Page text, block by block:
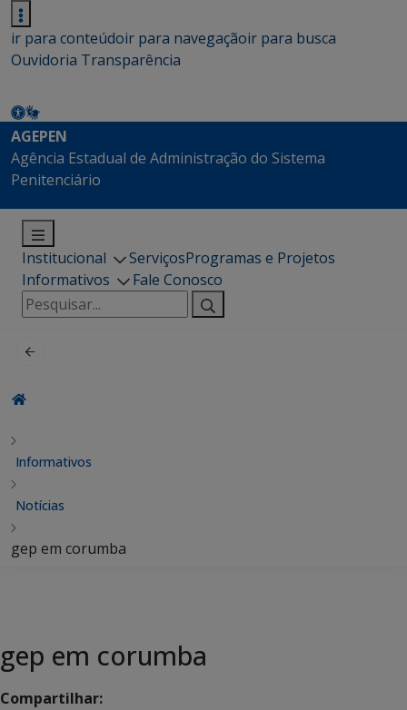
ir para conteúdoir para navegaçãoir para busca
Ouvidoria Transparência
AGEPEN
Agência Estadual de Administração do Sistema
Penitenciário
Institucional ServiçosProgramas e Projetos
Informativos
Fale Conosco
Pesquisar
por:
Informativos
Notícias
gep em corumba
gep em corumba
Compartilhar: